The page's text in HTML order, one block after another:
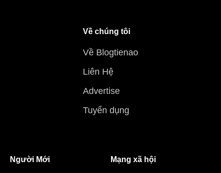
Về chúng tôi
Về Blogtienao
Liên Hệ
Advertise
Tuyển dụng
Người Mới Mạng xã hội